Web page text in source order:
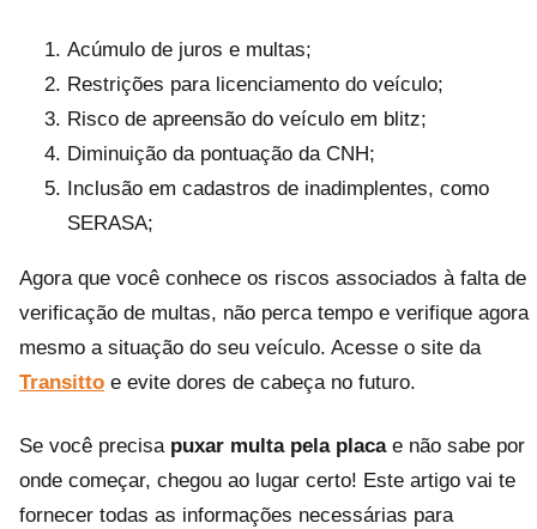
Acúmulo de juros e multas;
Restrições para licenciamento do veículo;
Risco de apreensão do veículo em blitz;
Diminuição da pontuação da CNH;
Inclusão em cadastros de inadimplentes, como
SERASA;
Agora que você conhece os riscos associados à falta de
verificação de multas, não perca tempo e verifique agora
mesmo a situação do seu veículo. Acesse o site da
Transitto e evite dores de cabeça no futuro.
Se você precisa puxar multa pela placae não sabe por
onde começar, chegou ao lugar certo! Este artigo vai te
fornecer todas as informações necessárias para